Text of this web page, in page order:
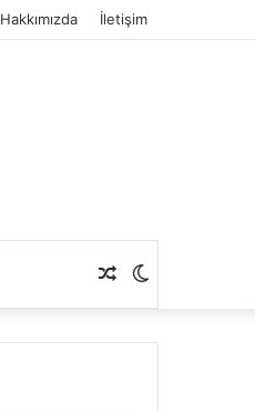
Hakkımızda İletişim
görünümü
Rastgele
Makale